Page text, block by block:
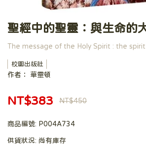
聖經中的聖靈：與生命的
The message of the Holy Spirit : the
校園出版社
作者： 華靈頓
NT$383 NT$450
商品編號: P004A734
供貨狀況: 尚有庫存